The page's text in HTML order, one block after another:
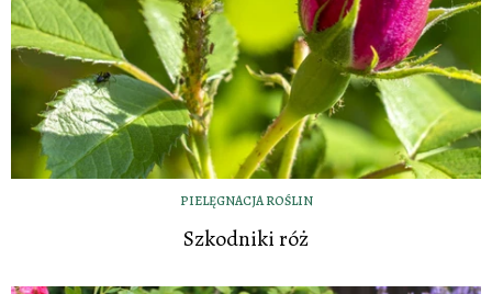
PIELĘGNACJA ROŚLIN
Szkodniki róż